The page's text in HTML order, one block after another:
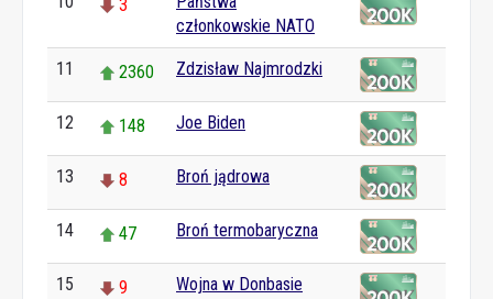
3
członkowskie NATO
11 2360 Zdzisław Najmrodzki
12 148 Joe Biden
13 8 Broń jądrowa
14 47 Broń termobaryczna
15 9 Wojna w Donbasie